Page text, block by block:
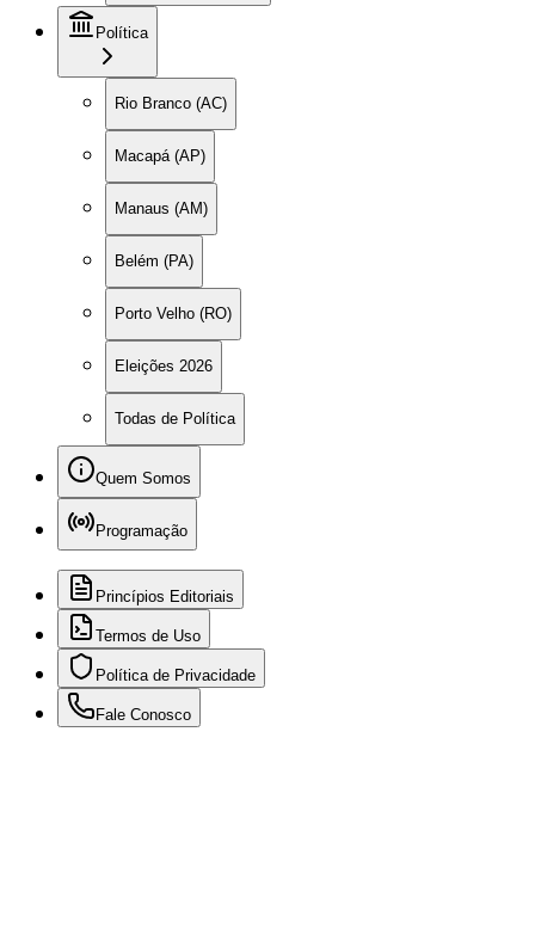
Política
Rio Branco (AC)
Macapá (AP)
Manaus (AM)
Belém (PA)
Porto Velho (RO)
Eleições 2026
Todas de Política
Quem Somos
Programação
Princípios Editoriais
Termos de Uso
Política de Privacidade
Fale Conosco